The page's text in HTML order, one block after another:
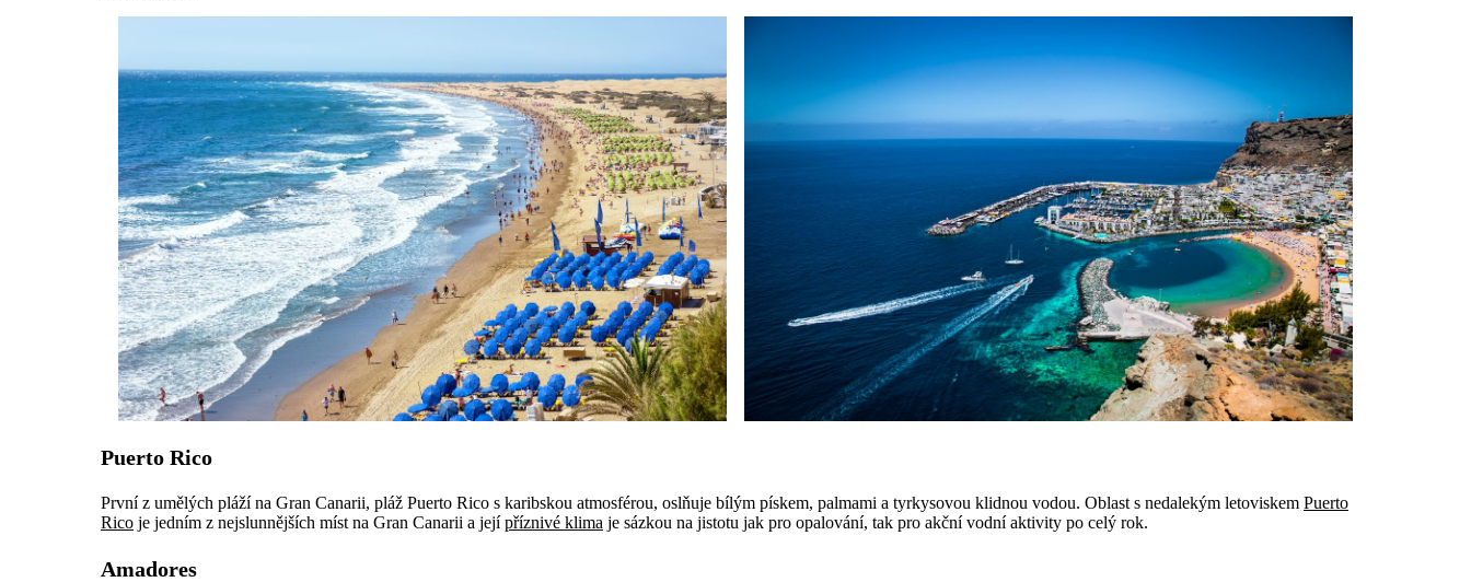
Puerto Rico
První z umělých pláží na Gran Canarii, pláž Puerto Rico s karibskou atmosférou, oslňuje bílým pískem, palmami a tyrkysovou klidnou vodou. Oblast s nedalekým letoviskem Puerto
Rico je jedním z nejslunnějších míst na Gran Canarii a jejípříznivé klima je sázkou na jistotu jak pro opalování, tak pro akční vodní aktivity po celý rok.
Amadores